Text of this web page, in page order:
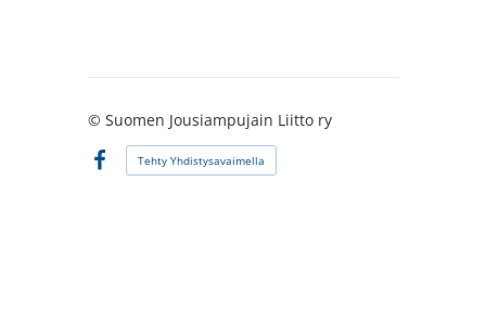
© Suomen Jousiampujain Liitto ry
Facebook
Tehty Yhdistysavaimella